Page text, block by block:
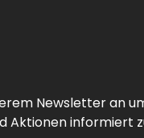
Newsletter an
Aktionen informiert